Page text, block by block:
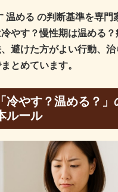
温める の判断基準を専門
やす？慢性期は温める
避けた方がよい行動、
とめています。
冷やす？温める？」
ルール